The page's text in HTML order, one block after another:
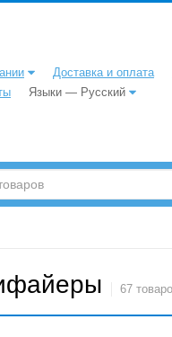
Доставка и оплата
Языки — Русский
67